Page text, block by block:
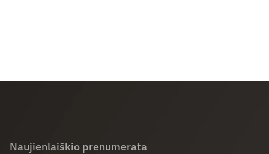
Naujienlaiškio prenumerata